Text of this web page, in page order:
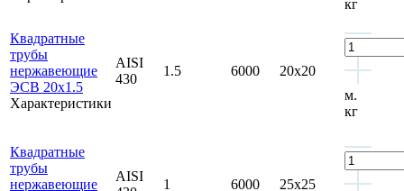
кг
Квадратные
трубы
нержавеющие
ЭСВ 20x1.5
Характеристики
AISI
430
1.5 6000
20x20
м.
кг
Квадратные
трубы
нержавеющие
AISI
1 6000
25x25